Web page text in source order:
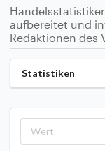
aufbereitet und
Redaktionen des
Statistiken